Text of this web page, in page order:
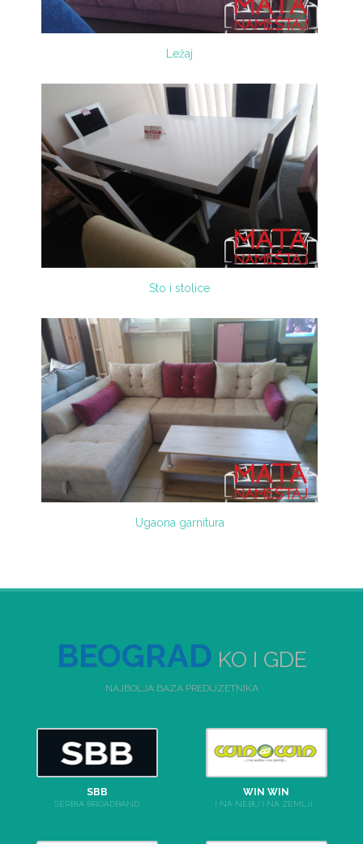
Ležaj
Sto i stolice
Ugaona garnitura
BEOGRAD KO I GDE
NAJBOLJA BAZA PREDUZETNIKA
SBB
SERBIA BROADBAND
WIN WIN
I NA NEBU I NA ZEMLJI...